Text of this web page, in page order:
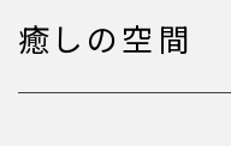
癒しの空間